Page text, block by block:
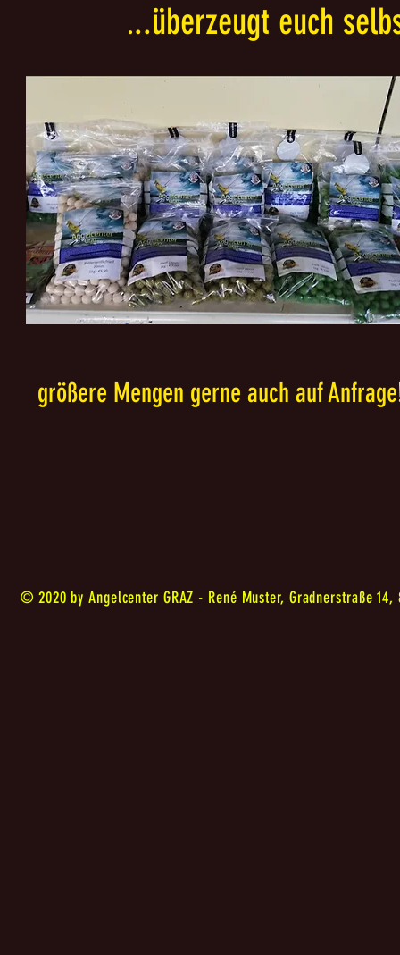
...überzeugt euch
größere Mengen gerne auch auf
© 2020 by Angelcenter GRAZ - René Muster, Gradnerstraße